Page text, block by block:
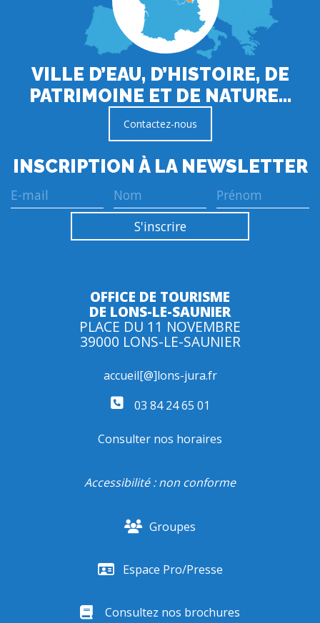
VILLE D’EAU, D’HISTOIRE, DE
PATRIMOINE ET DE NATURE…
Contactez-nous
INSCRIPTION À LA NEWSLETTER
OFFICE DE TOURISME
DE LONS-LE-SAUNIER
PLACE DU 11 NOVEMBRE
39000 LONS-LE-SAUNIER
accueil[@]lons-jura.fr
03 84 24 65 01
Consulter nos horaires
Accessibilité : non conforme
Groupes
Espace Pro/Presse
Consultez nos brochures